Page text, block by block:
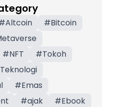
Altcoin #Bitcoin
#NFT #Tokoh
Teknologi
#Emas
#ajak #Ebook